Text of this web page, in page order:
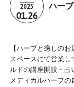
2025
01.26
ハー
【ハーブと癒しの
スペースにて営業
ルドの講座開設・占
メディカルハーブ